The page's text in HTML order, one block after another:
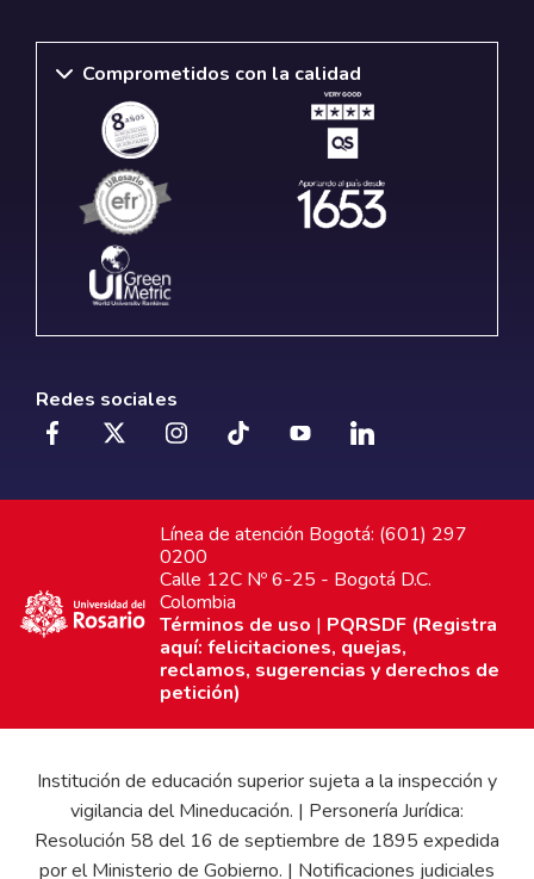
Comprometidos con la calidad
Redes sociales
Línea de atención Bogotá: (601) 297
0200
Calle 12C Nº 6-25 - Bogotá D.C.
Colombia
Términos de uso | PQRSDF (Registra
aquí: felicitaciones, quejas,
reclamos, sugerencias y derechos de
petición)
Institución de educación superior sujeta a la inspección y
vigilancia del Mineducación. | Personería Jurídica:
Resolución 58 del 16 de septiembre de 1895 expedida
por el Ministerio de Gobierno. | Notificaciones judiciales